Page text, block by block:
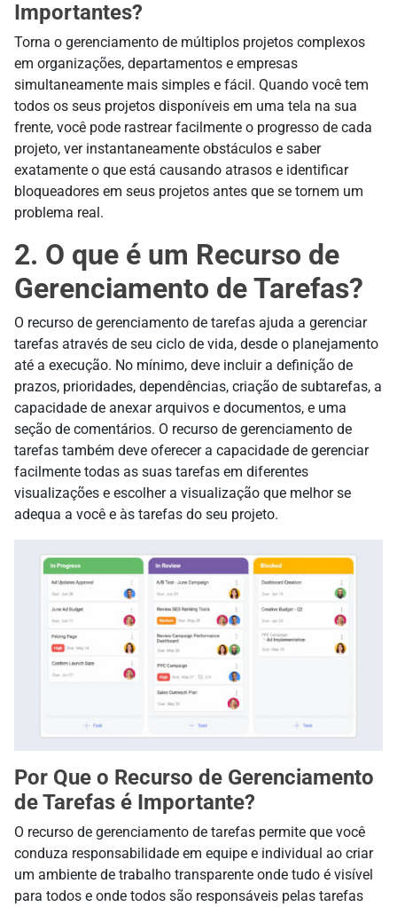
Importantes?
Torna o gerenciamento de múltiplos projetos complexos
em organizações, departamentos e empresas
simultaneamente mais simples e fácil. Quando você tem
todos os seus projetos disponíveis em uma tela na sua
frente, você pode rastrear facilmente o progresso de cada
projeto, ver instantaneamente obstáculos e saber
exatamente o que está causando atrasos e identificar
bloqueadores em seus projetos antes que se tornem um
problema real.
2. O que é um Recurso de
Gerenciamento de Tarefas?
O recurso de gerenciamento de tarefas ajuda a gerenciar
tarefas através de seu ciclo de vida, desde o planejamento
até a execução. No mínimo, deve incluir a definição de
prazos, prioridades, dependências, criação de subtarefas, a
capacidade de anexar arquivos e documentos, e uma
seção de comentários. O recurso de gerenciamento de
tarefas também deve oferecer a capacidade de gerenciar
facilmente todas as suas tarefas em diferentes
visualizações e escolher a visualização que melhor se
adequa a você e às tarefas do seu projeto.
Por Que o Recurso de Gerenciamento
de Tarefas é Importante?
O recurso de gerenciamento de tarefas permite que você
conduza responsabilidade em equipe e individual ao criar
um ambiente de trabalho transparente onde tudo é visível
para todos e onde todos são responsáveis pelas tarefas